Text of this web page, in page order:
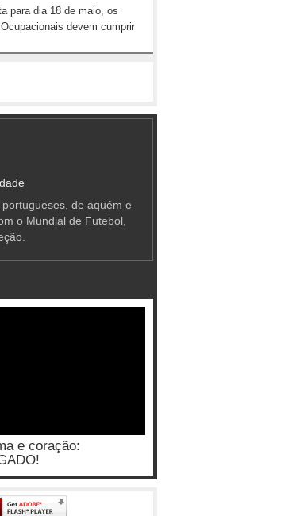
para dia 18 de maio, os
devem cumprir
de aquém e
o Mundial de Futebol,
e coração: